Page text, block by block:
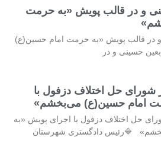
و در قالب پویش «به حرمت
و در قالب پویش «به حرمت امام حسین(ع)
حسینی و در
در شورای حل اختلاف دزفول با
امام حسین(ع) می‌بخشم»
در شورای حل اختلاف دزفول با اجرای پویش «به
🔷️رئیس دادگستری شهرستان